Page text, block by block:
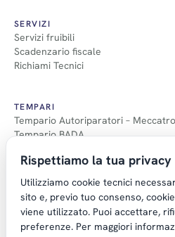
SERVIZI
Servizi fruibili
Scadenzario fiscale
Richiami Tecnici
TEMPARI
Tempario Autoriparatori –
Tempario BADA
Guida Applicazione Tempi
Copyright ©
Rispettiamo la tua privacy
Utilizziamo cookie tecnici
sito e, previo tuo consenso,
viene utilizzato. Puoi accettare,
preferenze. Per maggiori